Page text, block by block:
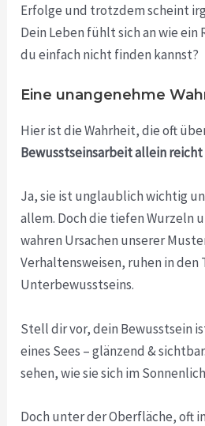
Erfolge und trotzdem scheint
Dein Leben fühlt sich an wie ein
du einfach nicht finden kannst?
Eine unangenehme
Hier ist die Wahrheit, die oft
Bewusstseinsarbeit allein reicht
Ja, sie ist unglaublich wichtig
allem. Doch die tiefen Wurzeln
wahren Ursachen unserer
Verhaltensweisen, ruhen in den
Unterbewusstseins.
Stell dir vor, dein Bewusstsein
eines Sees – glänzend &
sehen, wie sie sich im
Doch unter der Oberfläche, oft